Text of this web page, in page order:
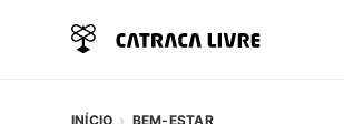
INÍCIO BEM-ESTAR